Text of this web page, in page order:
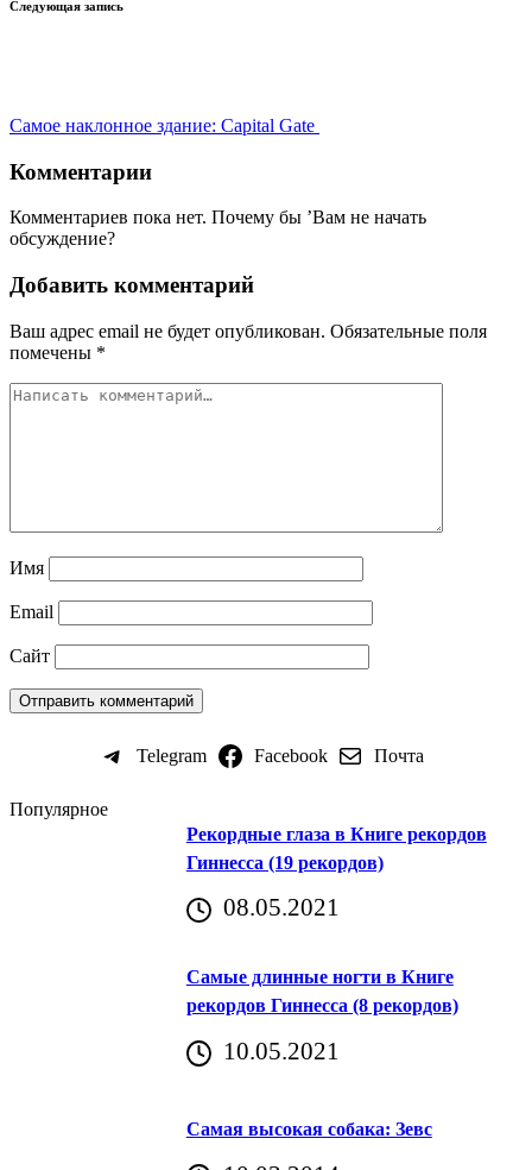
Следующая запись
Самое наклонное здание: Capital Gate
Комментарии
Комментариев пока нет. Почему бы ’Вам не начать
обсуждение?
Добавить комментарий
Ваш адрес email не будет опубликован. Обязательные поля
помечены *
Имя
Email
Сайт
Telegram Facebook Почта
Популярное
Рекордные глаза в Книге рекордов
Гиннесса (19 рекордов)
08.05.2021
Самые длинные ногти в Книге
рекордов Гиннесса (8 рекордов)
10.05.2021
Самая высокая собака: Зевс